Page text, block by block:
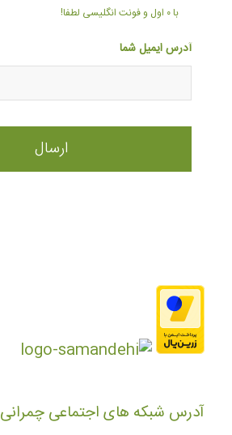
با ۰ اول و فونت انگلیسی لطفا!
آدرس ایمیل شما
آدرس شبکه های اجتماعی چمرانی